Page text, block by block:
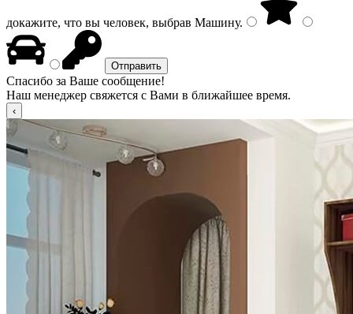
докажите, что вы человек, выбрав Машину.
Спасибо за Ваше сообщение!
Наш менеджер свяжется с Вами в ближайшее время.